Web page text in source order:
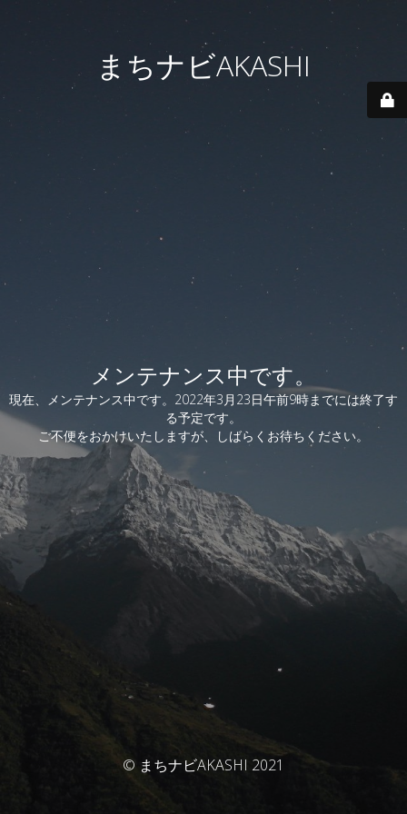
まちナビAKASHI
メンテナンス中です。
現在、メンテナンス中です。2022年3月23日午前9時までには終了す
る予定です。
ご不便をおかけいたしますが、しばらくお待ちください。
© まちナビAKASHI 2021